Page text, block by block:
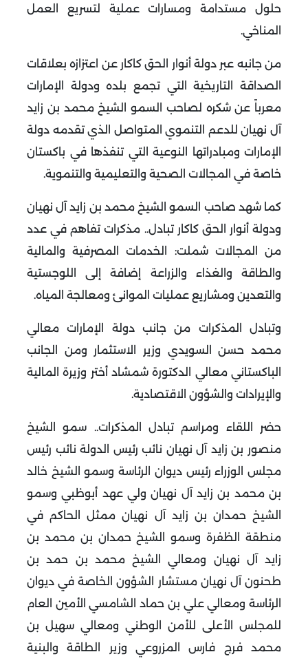
حلول مستدامة ومسارات عملية لتسريع العمل
المناخي.
من جانبه عبر دولة أنوار الحق كاكار عن اعتزازه بعلاقات
الصداقة التاريخية التي تجمع بلده ودولة الإمارات
معرباً عن شكره لصاحب السمو الشيخ محمد بن زايد
آل نهيان للدعم التنموي المتواصل الذي تقدمه دولة
الإمارات ومبادراتها النوعية التي تنفذها في باكستان
خاصة في المجالات الصحية والتعليمية والتنموية.
كما شهد صاحب السمو الشيخ محمد بن زايد آل نهيان
ودولة أنوار الحق كاكار تبادل.. مذكرات تفاهم في عدد
من المجالات شملت: الخدمات المصرفية والمالية
والطاقة والغذاء والزراعة إضافة إلى اللوجستية
والتعدين ومشاريع عمليات الموانئ ومعالجة المياه.
وتبادل المذكرات من جانب دولة الإمارات معالي
محمد حسن السويدي وزير الاستثمار ومن الجانب
الباكستاني معالي الدكتورة شمشاد أختر وزيرة المالية
والإيرادات والشؤون الاقتصادية.
حضر اللقاء ومراسم تبادل المذكرات.. سمو الشيخ
منصور بن زايد آل نهيان نائب رئيس الدولة نائب رئيس
مجلس الوزراء رئيس ديوان الرئاسة وسمو الشيخ خالد
بن محمد بن زايد آل نهيان ولي عهد أبوظبي وسمو
الشيخ حمدان بن زايد آل نهيان ممثل الحاكم في
منطقة الظفرة وسمو الشيخ حمدان بن محمد بن
زايد آل نهيان ومعالي الشيخ محمد بن حمد بن
طحنون آل نهيان مستشار الشؤون الخاصة في ديوان
الرئاسة ومعالي علي بن حماد الشامسي الأمين العام
للمجلس الأعلى للأمن الوطني ومعالي سهيل بن
محمد فرج فارس المزروعي وزير الطاقة والبنية